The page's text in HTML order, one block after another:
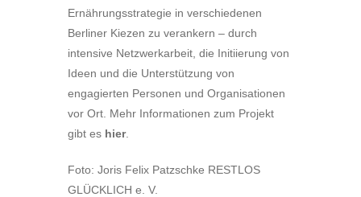
Ernährungsstrategie in verschiedenen
Berliner Kiezen zu verankern – durch
intensive Netzwerkarbeit, die Initiierung von
Ideen und die Unterstützung von
engagierten Personen und Organisationen
vor Ort. Mehr Informationen zum Projekt
gibt es hier.
Foto: Joris Felix Patzschke RESTLOS
GLÜCKLICH e. V.